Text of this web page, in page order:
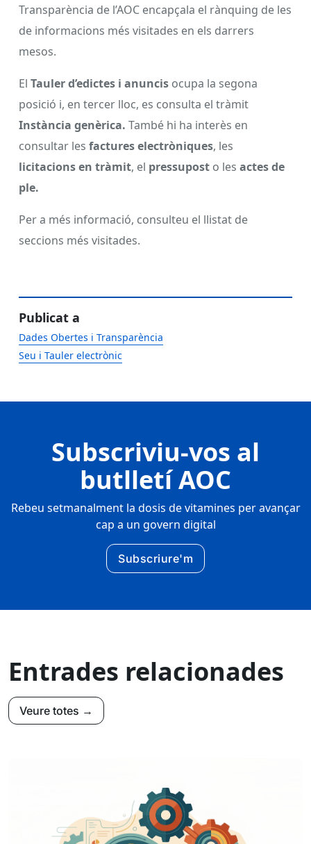
Transparència de l’AOC encapçala el rànquing de les
de informacions més visitades en els darrers
mesos.
El Tauler d’edictes i anuncis ocupa la segona
posició i, en tercer lloc, es consulta el tràmit
Instància genèrica. També hi ha interès en
consultar les factures electròniques, les
licitacions en tràmit, el pressupost o les actes de
ple.
Per a més informació, consulteu el llistat de
seccions més visitades.
Publicat a
Dades Obertes i Transparència
Seu i Tauler electrònic
Subscriviu-vos al
butlletí AOC
Rebeu setmanalment la dosis de vitamines per avançar
cap a un govern digital
Subscriure'm
Entrades relacionades
Veure totes →